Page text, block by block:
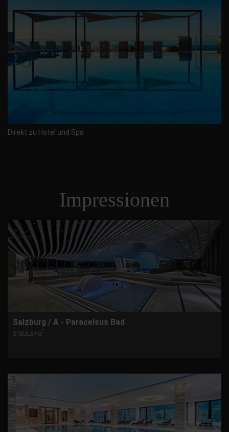
Direkt zu Hotel und Spa
Impressionen
Salzburg / A - Paracelsus Bad
STEULER-Q7